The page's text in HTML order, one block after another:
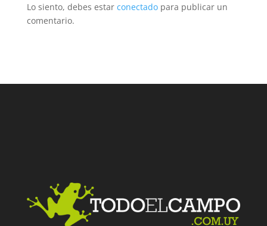
Lo siento, debes estar conectadopara publicar un
comentario.
Facebook